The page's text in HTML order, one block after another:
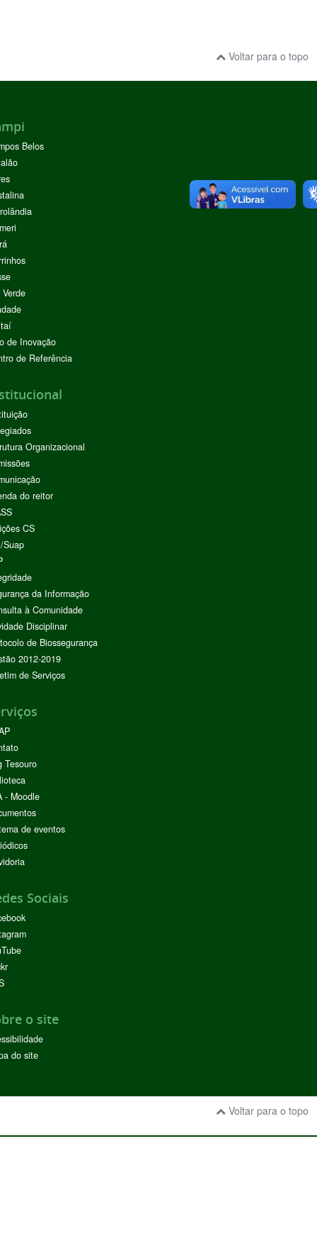
Voltar para o topo
Belos
de Inovação
de Referência
Organizacional
do reitor
CS
Suap
da Informação
à Comunidade
Disciplinar
de Biossegurança
2012-2019
de Serviços
Tesouro
- Moodle
de eventos
Sociais
o site
do site
Voltar para o topo